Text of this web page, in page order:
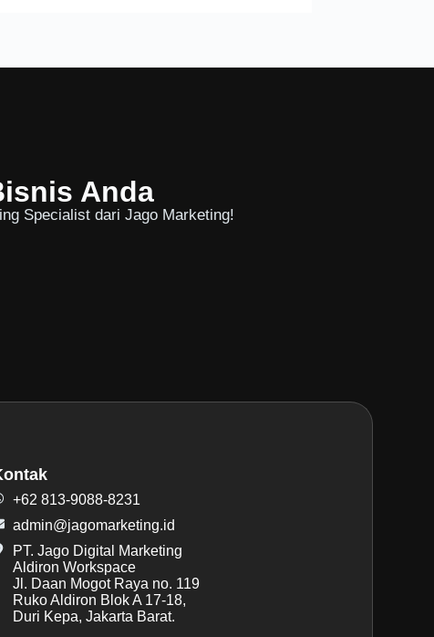
Anda
Specialist dari Jago Marketing!
+62 813-9088-8231
admin@jagomarketing.id
PT. Jago Digital Marketing
Aldiron Workspace
Jl. Daan Mogot Raya no. 119
Ruko Aldiron Blok A 17-18,
Duri Kepa, Jakarta Barat.